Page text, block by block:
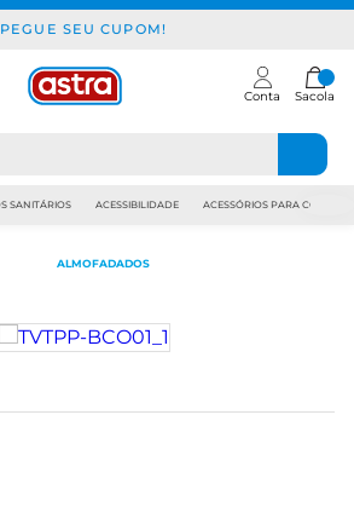
PEGUE SEU CUPOM!
Conta Sacola
SANITÁRIOS ACESSIBILIDADE ACESSÓRIOS PARA
ALMOFADADOS